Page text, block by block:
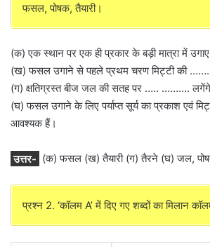
फसल, पोषक, तैयारी।
(क) एक स्थान पर एक ही प्रकार के बड़ी मात्रा में
(ख) फसल उगाने से पहले प्रथम चरण मिट्टी की
(ग) क्षतिग्रस्त बीज जल की सतह पर ….. ……….
(घ) फसल उगाने के लिए पर्याप्त सूर्य का प्रकाश एवं
आवश्यक हैं।
उत्तर- (क) फसल (ख) तैयारी (ग) तैरने (घ) जल,
प्रश्न 2. ‘कॉलम A’ में दिए गए शब्दों का मिलान